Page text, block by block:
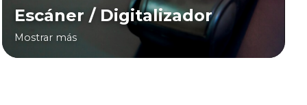
Escáner / Digitalizador
Mostrar más